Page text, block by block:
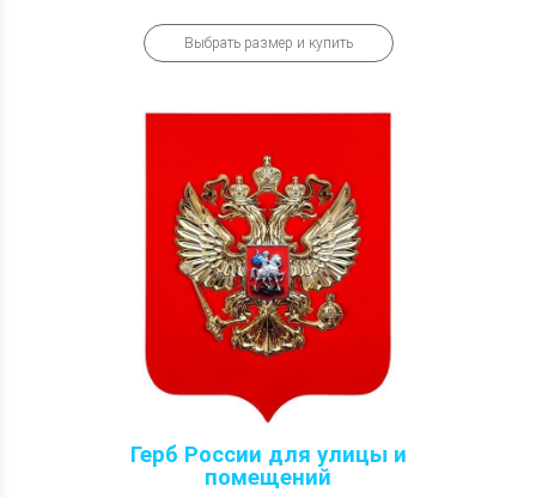
Выбрать размер и купить
Герб России для улицы и
помещений